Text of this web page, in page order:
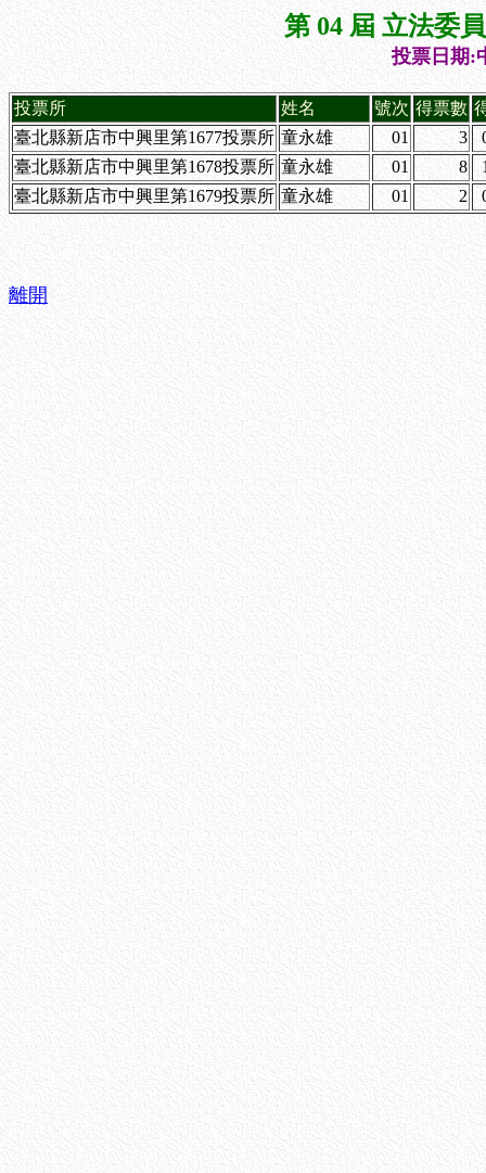
第 04 屆 立法委
投票日期:
投票所 姓名 號次 得票數
臺北縣新店市中興里第1677投票所 童永雄 01 3
臺北縣新店市中興里第1678投票所 童永雄 01 8
臺北縣新店市中興里第1679投票所 童永雄 01 2
離開